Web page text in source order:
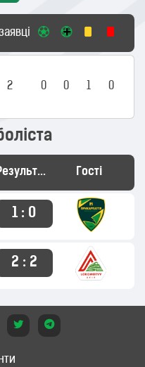
2 0 0 1 0
Результат Гості
1 : 0
2 : 2